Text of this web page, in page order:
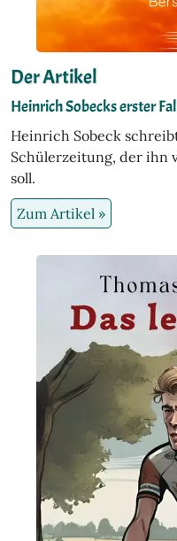
Der Artikel
Heinrich Sobecks erster
Heinrich Sobeck
Schülerzeitung, der ihn
soll.
Zum Artikel »